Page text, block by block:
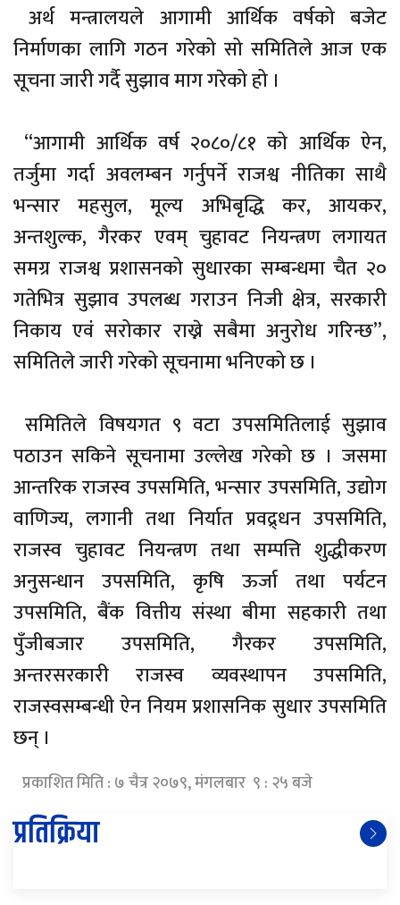
अर्थ मन्त्रालयले आगामी आर्थिक वर्षको बजेट
निर्माणका लागि गठन गरेको सो समितिले आज एक
सूचना जारी गर्दै सुझाव माग गरेको हो ।
“आगामी आर्थिक वर्ष २०८०/८१ को आर्थिक ऐन,
तर्जुमा गर्दा अवलम्बन गर्नुपर्ने राजश्व नीतिका साथै
भन्सार महसुल, मूल्य अभिबृद्धि कर, आयकर,
अन्तशुल्क, गैरकर एवम् चुहावट नियन्त्रण लगायत
समग्र राजश्व प्रशासनको सुधारका सम्बन्धमा चैत २०
गतेभित्र सुझाव उपलब्ध गराउन निजी क्षेत्र, सरकारी
निकाय एवंं सरोकार राख्ने सबैमा अनुरोध गरिन्छ”,
समितिले जारी गरेको सूचनामा भनिएको छ ।
समितिले विषयगत ९ वटा उपसमितिलाई सुझाव
पठाउन सकिने सूचनामा उल्लेख गरेको छ । जसमा
आन्तरिक राजस्व उपसमिति, भन्सार उपसमिति, उद्योग
वाणिज्य, लगानी तथा निर्यात प्रवद्र्धन उपसमिति,
राजस्व चुहावट नियन्त्रण तथा सम्पत्ति शुद्धीकरण
अनुसन्धान उपसमिति, कृषि ऊर्जा तथा पर्यटन
उपसमिति, बैंक वित्तीय संस्था बीमा सहकारी तथा
पुँजीबजार उपसमिति, गैरकर उपसमिति,
अन्तरसरकारी राजस्व व्यवस्थापन उपसमिति,
राजस्वसम्बन्धी ऐन नियम प्रशासनिक सुधार उपसमिति
छन् ।
प्रकाशित मिति : ७ चैत्र २०७९, मंगलबार ९ : २५ बजे
प्रतिक्रिया